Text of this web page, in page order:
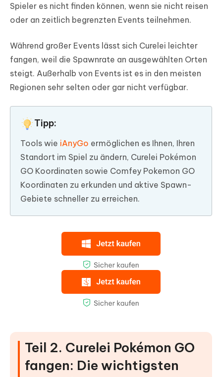
Spieler es nicht finden können, wenn sie nicht reisen
oder an zeitlich begrenzten Events teilnehmen.
Während großer Events lässt sich Curelei leichter
fangen, weil die Spawnrate an ausgewählten Orten
steigt. Außerhalb von Events ist es in den meisten
Regionen sehr selten oder gar nicht verfügbar.
Tipp:
Tools wie iAnyGo ermöglichen es Ihnen, Ihren
Standort im Spiel zu ändern, Curelei Pokémon
GO Koordinaten sowie Comfey Pokemon GO
Koordinaten zu erkunden und aktive Spawn-
Gebiete schneller zu erreichen.
Teil 2. Curelei Pokémon GO
fangen: Die wichtigsten